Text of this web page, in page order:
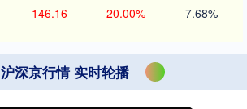
146.16 20.00% 7.68%
沪深京行情 实时轮播